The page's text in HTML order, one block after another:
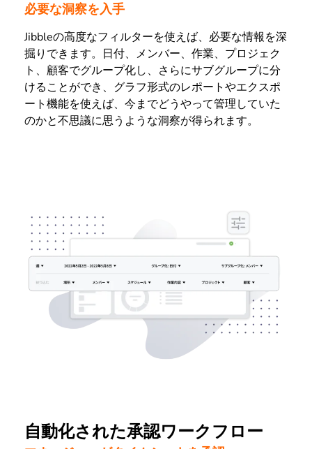
必要な洞察を入手
Jibbleの高度なフィルターを使えば、必要な情報を深
掘りできます。日付、メンバー、作業、プロジェク
ト、顧客でグループ化し、さらにサブグループに分
けることができ、グラフ形式のレポートやエクスポ
ート機能を使えば、今までどうやって管理していた
のかと不思議に思うような洞察が得られます。
自動化された承認ワークフロー